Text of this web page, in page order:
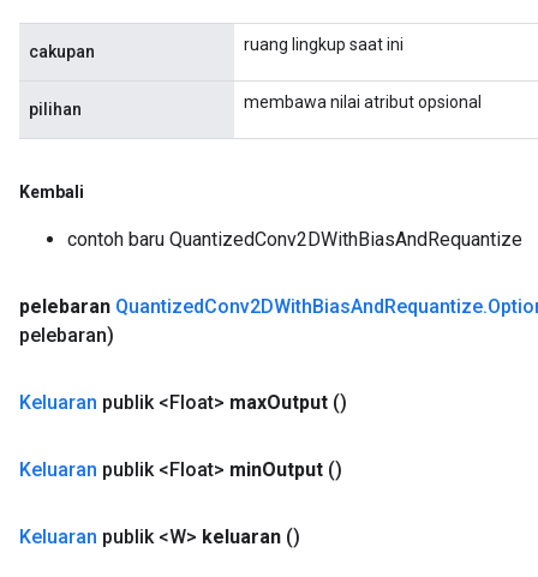
cakupan ruang lingkup saat ini
pilihan membawa nilai atribut opsional
Kembali
contoh baru QuantizedConv2DWithBiasAndRequantize
pelebaran QuantizedConv2DWithBiasAndRequantize.
pelebaran)
Keluaran publik <Float> maxOutput ()
Keluaran publik <Float> minOutput ()
Keluaran publik <W> keluaran ()